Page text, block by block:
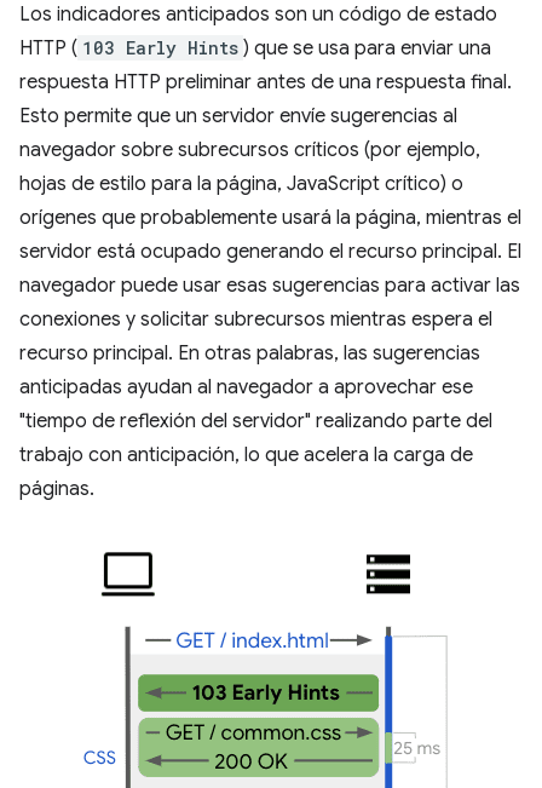
Los indicadores anticipados son un código de estado
HTTP ( 103 Early Hints ) que se usa para enviar una
respuesta HTTP preliminar antes de una respuesta final.
Esto permite que un servidor envíe sugerencias al
navegador sobre subrecursos críticos (por ejemplo,
hojas de estilo para la página, JavaScript crítico) o
orígenes que probablemente usará la página, mientras el
servidor está ocupado generando el recurso principal. El
navegador puede usar esas sugerencias para activar las
conexiones y solicitar subrecursos mientras espera el
recurso principal. En otras palabras, las sugerencias
anticipadas ayudan al navegador a aprovechar ese
"tiempo de reflexión del servidor" realizando parte del
trabajo con anticipación, lo que acelera la carga de
páginas.